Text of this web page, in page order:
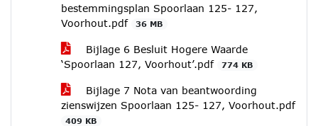
bestemmingsplan Spoorlaan 125- 127,
Voorhout.pdf
36 MB
Bijlage 6 Besluit Hogere Waarde
‘Spoorlaan 127, Voorhout’.pdf
774 KB
Bijlage 7 Nota van beantwoording
zienswijzen Spoorlaan 125- 127, Voorhout.pdf
409 KB